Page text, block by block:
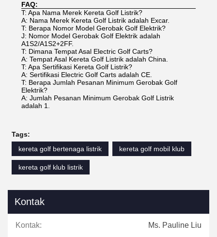
FAQ:
T: Apa Nama Merek Kereta Golf Listrik?
A: Nama Merek Kereta Golf Listrik adalah Excar.
T: Berapa Nomor Model Gerobak Golf Elektrik?
J: Nomor Model Gerobak Golf Elektrik adalah
A1S2/A1S2+2FF.
T: Dimana Tempat Asal Electric Golf Carts?
A: Tempat Asal Kereta Golf Listrik adalah China.
T: Apa Sertifikasi Kereta Golf Listrik?
A: Sertifikasi Electric Golf Carts adalah CE.
T: Berapa Jumlah Pesanan Minimum Gerobak Golf
Elektrik?
A: Jumlah Pesanan Minimum Gerobak Golf Listrik
adalah 1.
Tags:
kereta golf bertenaga listrik
kereta golf mobil klub
kereta golf klub listrik
Kontak
Kontak: Ms. Pauline Liu